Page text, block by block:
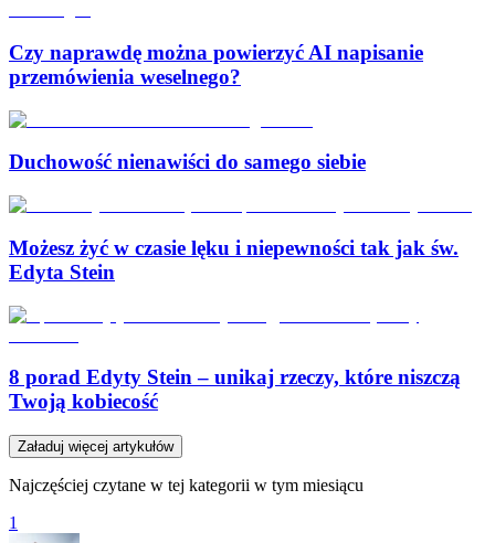
Czy naprawdę można powierzyć AI napisanie
przemówienia weselnego?
Duchowość nienawiści do samego siebie
Możesz żyć w czasie lęku i niepewności tak jak św.
Edyta Stein
8 porad Edyty Stein – unikaj rzeczy, które niszczą
Twoją kobiecość
Załaduj więcej artykułów
Najczęściej czytane w tej kategorii w tym miesiącu
1